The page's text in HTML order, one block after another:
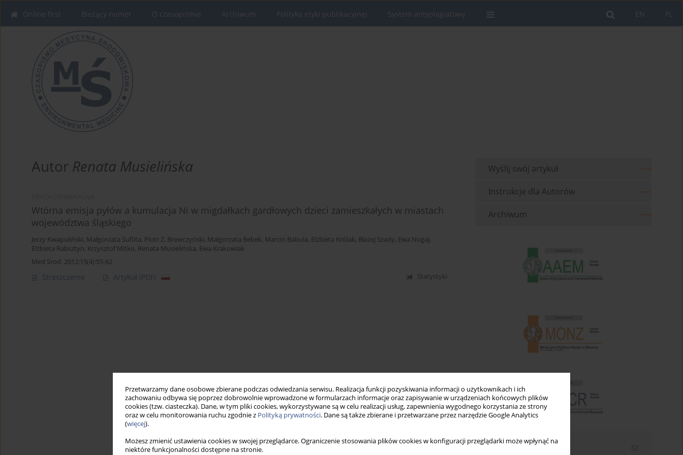
Przetwarzamy dane osobowe zbierane podczas odwiedzania serwisu. Realizacja funkcji pozyskiwania informacji o użytkownikach i ich
zachowaniu odbywa się poprzez dobrowolnie wprowadzone w formularzach informacje oraz zapisywanie w urządzeniach końcowych plików
cookies (tzw. ciasteczka). Dane, w tym pliki cookies, wykorzystywane są w celu realizacji usług, zapewnienia wygodnego korzystania ze strony
oraz w celu monitorowania ruchu zgodnie z Polityką prywatności. Dane są także zbierane i przetwarzane przez narzędzie Google Analytics
(więcej).
Możesz zmienić ustawienia cookies w swojej przeglądarce. Ograniczenie stosowania plików cookies w konfiguracji przeglądarki może wpłynąć na
niektóre funkcjonalności dostępne na stronie.
PL
EN
Online first Bieżący numer O czasopiśmie Archiwum Polityka etyki publikacyjnej System antyplagiatowy
Autor Renata Musielińska
Wtórna emisja pyłów a kumulacja Ni w migdałkach gardłowych dzieci zamieszkałych w miastach
województwa śląskiego
Jerzy Kwapuliński, Małgorzata Suflita, Piotr Z. Brewczyński, Małgorzata Bebek, Marcin Babula, Elżbieta Królak, Błażej Szady, Ewa Nogaj,
Elżbieta Rabsztyn, Krzysztof Mitko, Renata Musielińska, Ewa Krakowiak
Med Srod. 2012;15(4):55-62
Streszczenie Artykuł (PDF) Statystyki
Wyślij swój artykuł
Instrukcje dla Autorów
Archiwum
Newsletter